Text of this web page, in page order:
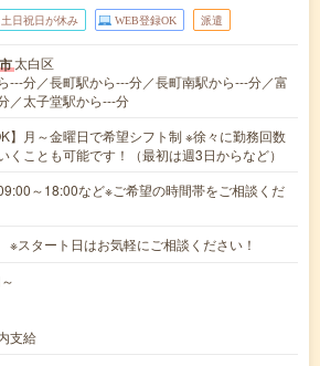
土日祝日が休み WEB登録OK 派遣
太白区
---分／長町駅から---分／長町南駅から---分／富
／太子堂駅から---分
】月～金曜日で希望シフト制 ※徐々に勤務回数
くことも可能です！（最初は週3日からなど）
～18:00など※ご希望の時間帯をご相談くだ
スタート日はお気軽にご相談ください！
支給